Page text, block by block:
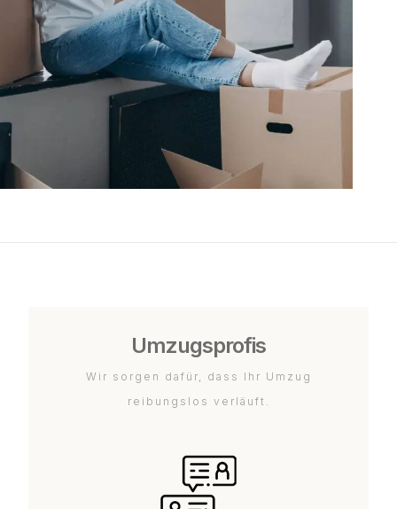
Umzugsprofis
Wir sorgen dafür, dass Ihr Umzug
reibungslos verläuft.